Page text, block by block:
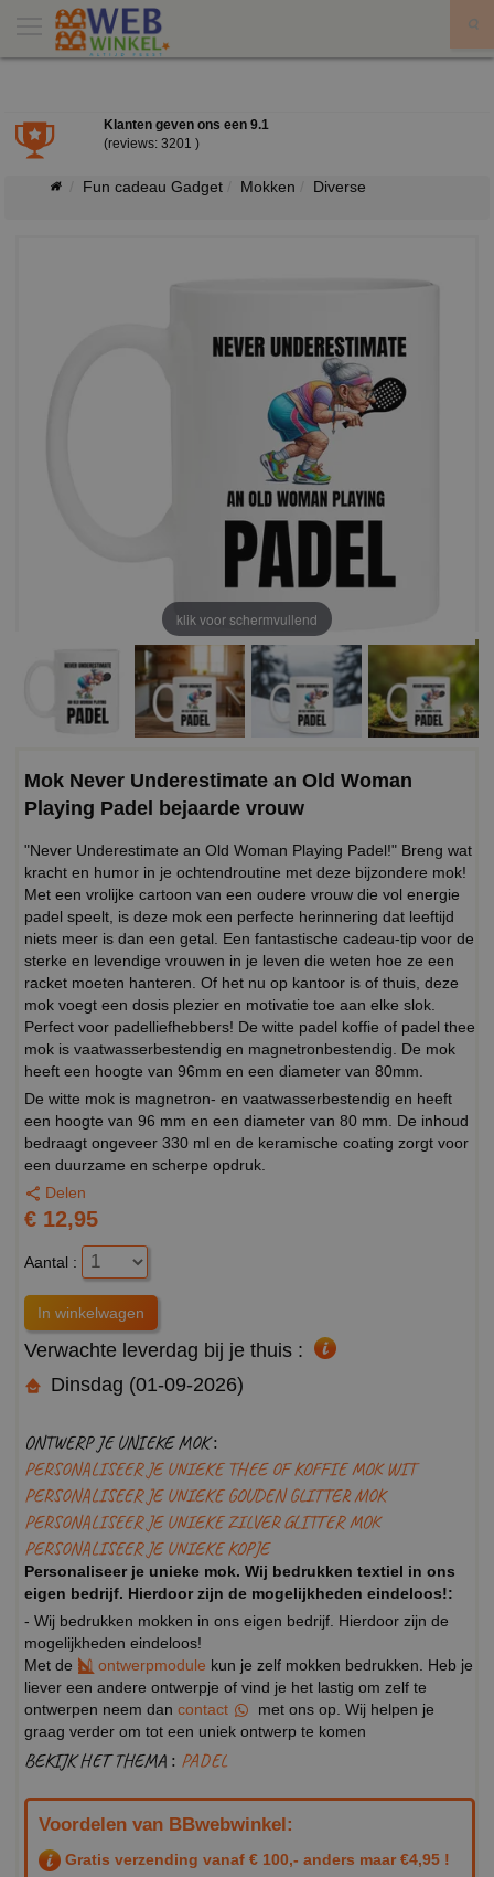
Klanten geven ons een 9.1
(reviews: 3201 )
Fun cadeau Gadget Mokken Diverse
klik voor schermvullend
Mok Never Underestimate an Old Woman
Playing Padel bejaarde vrouw
"Never Underestimate an Old Woman Playing Padel!" Breng wat
kracht en humor in je ochtendroutine met deze bijzondere mok!
Met een vrolijke cartoon van een oudere vrouw die vol energie
padel speelt, is deze mok een perfecte herinnering dat leeftijd
niets meer is dan een getal. Een fantastische cadeau-tip voor de
sterke en levendige vrouwen in je leven die weten hoe ze een
racket moeten hanteren. Of het nu op kantoor is of thuis, deze
mok voegt een dosis plezier en motivatie toe aan elke slok.
Perfect voor padelliefhebbers! De witte padel koffie of padel thee
mok is vaatwasserbestendig en magnetronbestendig. De mok
heeft een hoogte van 96mm en een diameter van 80mm.
De witte mok is magnetron- en vaatwasserbestendig en heeft
een hoogte van 96 mm en een diameter van 80 mm. De inhoud
bedraagt ongeveer 330 ml en de keramische coating zorgt voor
een duurzame en scherpe opdruk.
Delen
€ 12,95
Aantal :
Verwachte leverdag bij je thuis :
Dinsdag (01-09-2026)
ONTWERP JE UNIEKE MOK :
PERSONALISEER JE UNIEKE THEE OF KOFFIE MOK WIT
PERSONALISEER JE UNIEKE GOUDEN GLITTER MOK
PERSONALISEER JE UNIEKE ZILVER GLITTER MOK
PERSONALISEER JE UNIEKE KOPJE
Personaliseer je unieke mok. Wij bedrukken textiel in ons
eigen bedrijf. Hierdoor zijn de mogelijkheden eindeloos!:
- Wij bedrukken mokken in ons eigen bedrijf. Hierdoor zijn de
mogelijkheden eindeloos!
Met de
ontwerpmodule kun je zelf mokken bedrukken. Heb je
liever een andere ontwerpje of vind je het lastig om zelf te
ontwerpen neem dan contact
met ons op. Wij helpen je
graag verder om tot een uniek ontwerp te komen
BEKIJK HET THEMA : PADEL
Voordelen van BBwebwinkel:
Gratis verzending vanaf € 100,- anders maar €4,95 !